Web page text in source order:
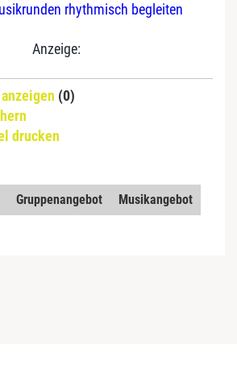
rhythmisch begleiten
Anzeige:
(0)
drucken
Gruppenangebot Musikangebot